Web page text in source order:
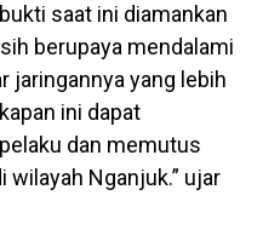
saat ini diamankan
berupaya mendalami
jaringannya yang lebih
ini dapat
dan memutus
wilayah Nganjuk.” ujar